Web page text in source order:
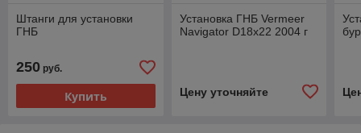
Штанги для установки
ГНБ
250 руб.
Купить
Установка ГНБ Vermeer
Navigator D18x22 2004 г
Цену уточняйте